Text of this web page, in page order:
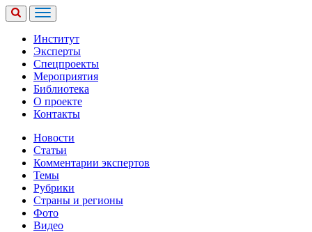
Институт
Эксперты
Спецпроекты
Мероприятия
Библиотека
О проекте
Контакты
Новости
Статьи
Комментарии экспертов
Темы
Рубрики
Страны и регионы
Фото
Видео